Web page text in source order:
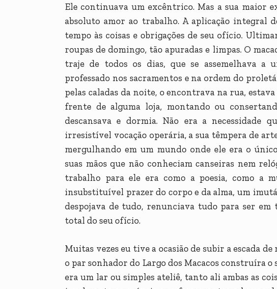
Ele continuava um excêntrico. Mas a sua maior
absoluto amor ao trabalho. A aplicação integral
tempo às coisas e obrigações de seu ofício.
roupas de domingo, tão apuradas e limpas. O
traje de todos os dias, que se assemelhava a
professado nos sacramentos e na ordem do
pelas caladas da noite, o encontrava na rua,
frente de alguma loja, montando ou
descansava e dormia. Não era a necessidade
irresistível vocação operária, a sua têmpera de
mergulhando em um mundo onde ele era o
suas mãos que não conheciam canseiras nem
trabalho para ele era como a poesia, como a
insubstituível prazer do corpo e da alma, um
despojava de tudo, renunciava tudo para ser em
total do seu ofício.
Muitas vezes eu tive a ocasião de subir a escada
o par sonhador do Largo dos Macacos construíra o
era um lar ou simples ateliê, tanto ali ambas as